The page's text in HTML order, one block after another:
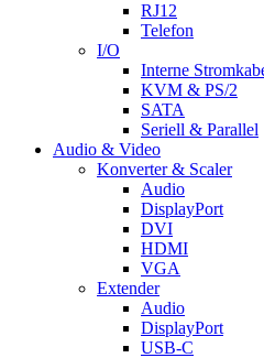
RJ12
Telefon
I/O
Interne
KVM & PS/2
SATA
Seriell & Parallel
Audio & Video
Konverter & Scaler
Audio
DisplayPort
DVI
HDMI
VGA
Extender
Audio
DisplayPort
USB-C